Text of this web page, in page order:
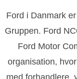
Ford i Danmark
Gruppen. Ford
Ford Motor
organisation,
med forhandlere,